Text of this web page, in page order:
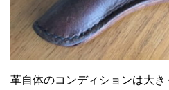
革自体のコンディションは大